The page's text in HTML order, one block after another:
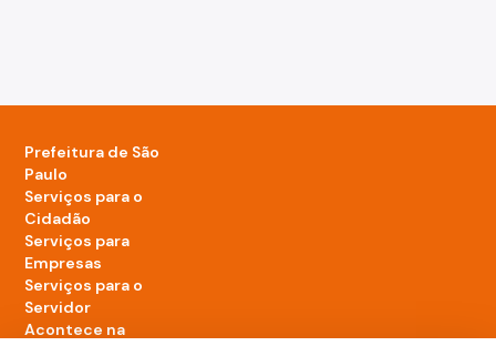
Prefeitura de São
Paulo
Serviços para o
Cidadão
Serviços para
Empresas
Serviços para o
Servidor
Acontece na